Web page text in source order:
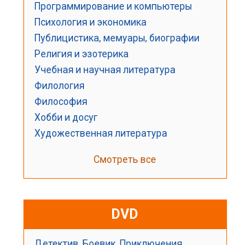
Программирование и компьютеры
Психология и экономика
Публицистика, мемуары, биографии
Религия и эзотерика
Учебная и научная литература
Филология
Философия
Хобби и досуг
Художественная литература
Смотреть все
DVD